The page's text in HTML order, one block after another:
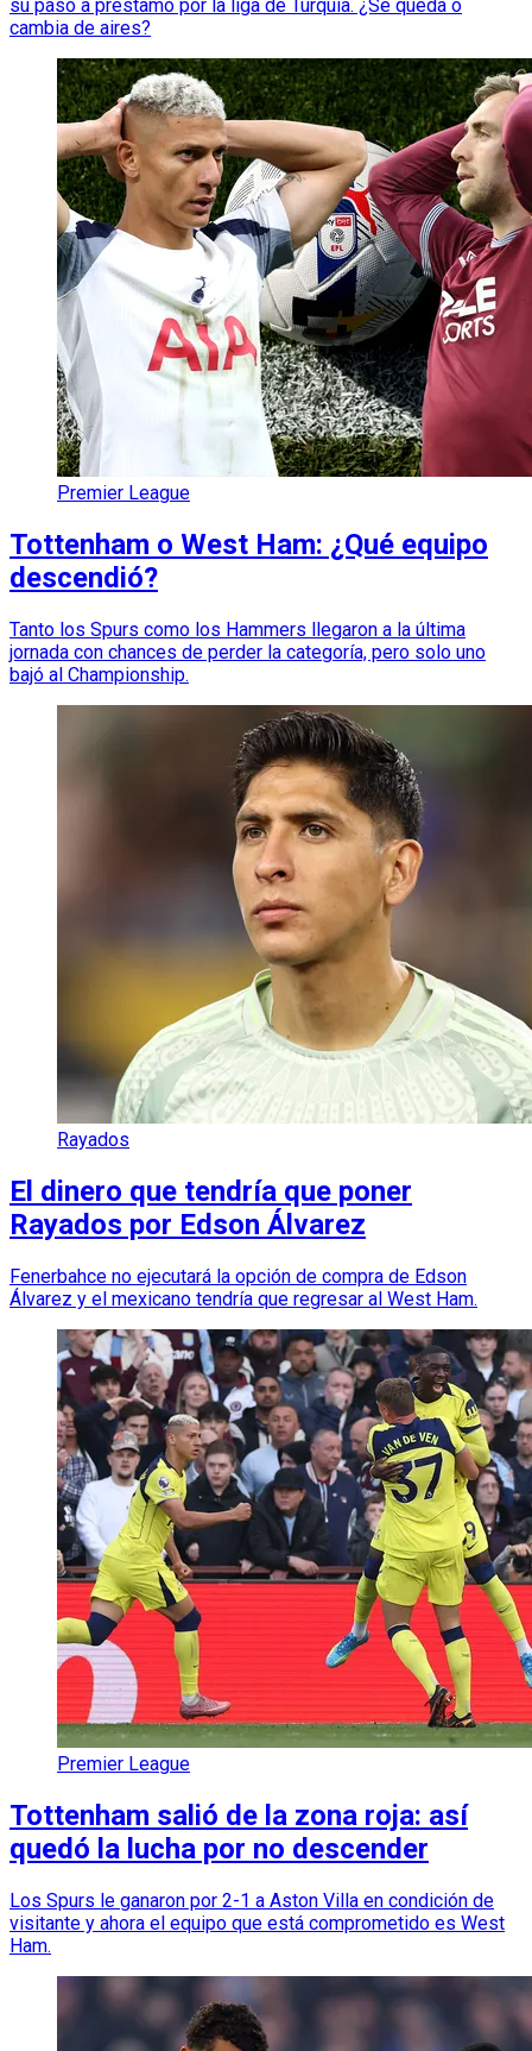
su paso a préstamo por la liga de Turquía. ¿Se queda o
cambia de aires?
Premier League
Tottenham o West Ham: ¿Qué equipo
descendió?
Tanto los Spurs como los Hammers llegaron a la última
jornada con chances de perder la categoría, pero solo uno
bajó al Championship.
Rayados
El dinero que tendría que poner
Rayados por Edson Álvarez
Fenerbahce no ejecutará la opción de compra de Edson
Álvarez y el mexicano tendría que regresar al West Ham.
Premier League
Tottenham salió de la zona roja: así
quedó la lucha por no descender
Los Spurs le ganaron por 2-1 a Aston Villa en condición de
visitante y ahora el equipo que está comprometido es West
Ham.